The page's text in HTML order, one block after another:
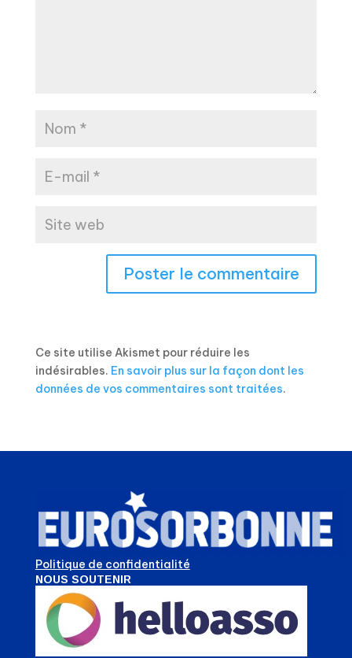
Ce site utilise Akismet pour réduire les
indésirables. En savoir plus sur la façon dont les
données de vos commentaires sont traitées.
Politique de confidentialité
NOUS SOUTENIR